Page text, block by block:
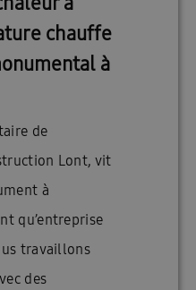
chauffe
à
de
Lont, vit
à
qu’entreprise
travaillons
des